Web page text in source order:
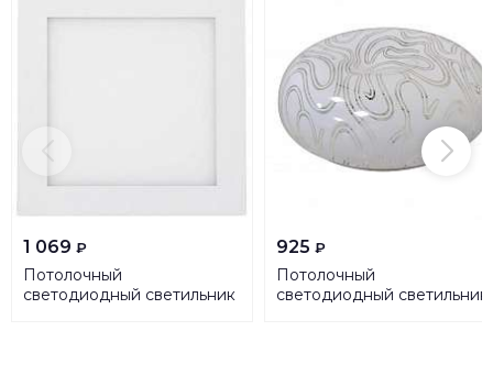
1 069 ₽
Потолочный
светодиодный светильник
925 ₽
Потолочный
светодиодный светильник